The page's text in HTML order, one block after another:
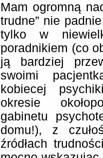
Mam ogromną
trudne” nie
tylko w
poradnikiem (co
ją bardziej
swoimi
kobiecej
okresie
gabinetu
domu!), z
źródłach